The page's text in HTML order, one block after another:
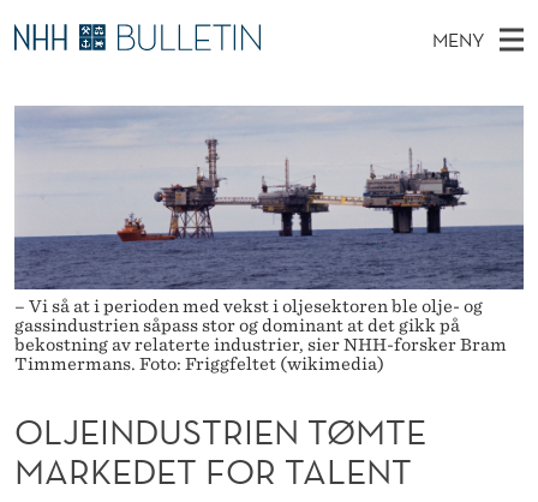
O
L
J
E
N
D
U
S
T
R
MENY
O
V
M
E
N
Y
Ø
I
T
E
D
E
T
Stipendiater og nye forskerprofiler
Ekspertutvalg
Om Bulletin
– Vi så at i perioden med vekst i oljesektoren ble olje- og
gassindustrien såpass stor og dominant at det gikk på
bekostning av relaterte industrier, sier NHH-forsker Bram
Timmermans. Foto: Friggfeltet (wikimedia)
OLJEINDUSTRIEN TØMTE
MARKEDET FOR TALENT